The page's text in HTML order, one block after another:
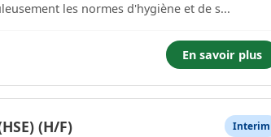
les normes d'hygiène et de s...
En savoir plus
(H/F) Interim